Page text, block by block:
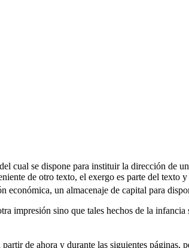
cual se dispone para instituir la dirección de
de otro texto, el exergo es parte del
económica, un almacenaje de capital para
impresión sino que tales hechos de la
de ahora y durante las siguientes